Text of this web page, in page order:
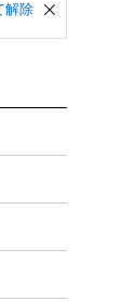
解除